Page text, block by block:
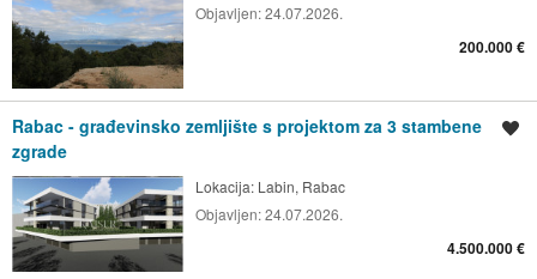
Objavljen:24.07.2026.
200.000 €
Rabac - građevinsko zemljište s projektom za 3 stambene
zgrade
Lokacija: Labin, Rabac
Objavljen:24.07.2026.
4.500.000 €